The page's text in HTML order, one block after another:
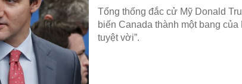
Tổng thống đắc cử Mỹ Donald
biến Canada thành một bang của
tuyệt vời”.